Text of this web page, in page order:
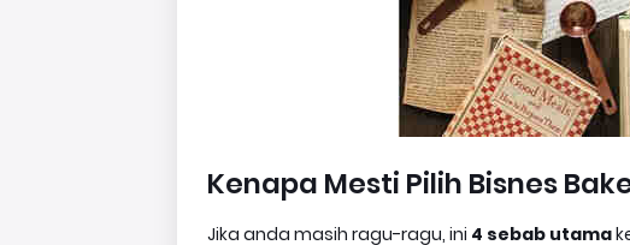
Kenapa Mesti Pilih Bisnes
Jika anda masih ragu-ragu, ini 4 sebab utama